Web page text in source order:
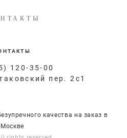
120-35-00
пер. 2с1
качества на заказ в
Москве